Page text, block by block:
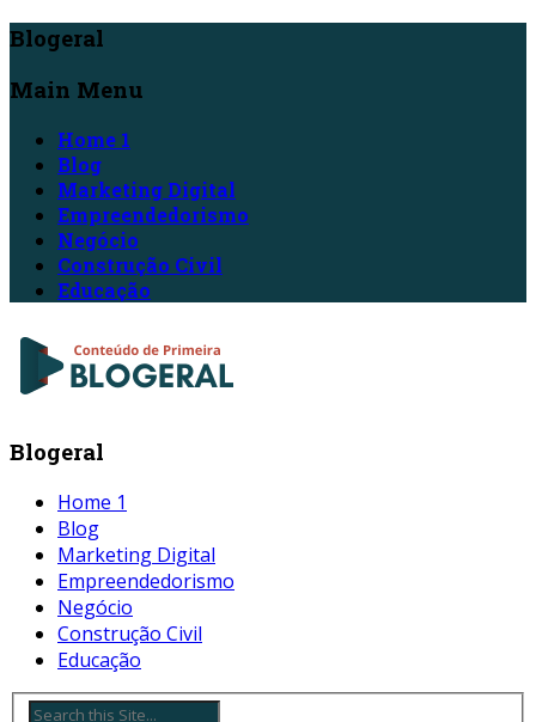
Blogeral
Main Menu
Home 1
Blog
Marketing Digital
Empreendedorismo
Negócio
Construção Civil
Educação
Blogeral
Home 1
Blog
Marketing Digital
Empreendedorismo
Negócio
Construção Civil
Educação